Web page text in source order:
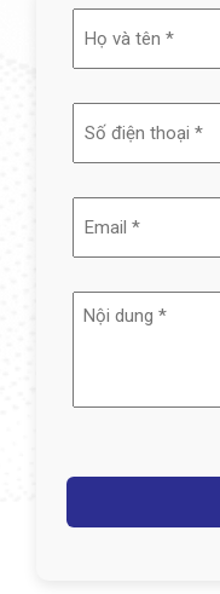
(Required)
Nội